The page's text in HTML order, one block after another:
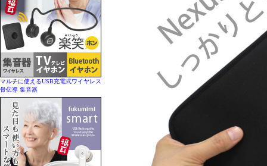
マルチに使えるUSB充電式ワイヤレス
骨伝導 集音器